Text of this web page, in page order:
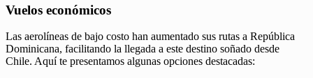
Vuelos económicos
Las aerolíneas de bajo costo han aumentado sus rutas a República
Dominicana, facilitando la llegada a este destino soñado desde
Chile. Aquí te presentamos algunas opciones destacadas: